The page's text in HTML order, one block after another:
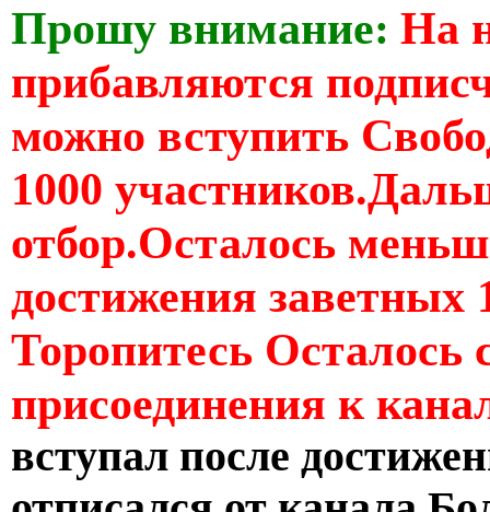
Прошу внимание: На
прибавляются
можно вступить
1000
отбор.Осталось
достижения заветных
Торопитесь Осталось
присоединения к
вступал после